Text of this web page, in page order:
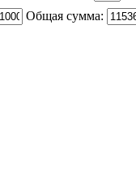
Общая сумма: